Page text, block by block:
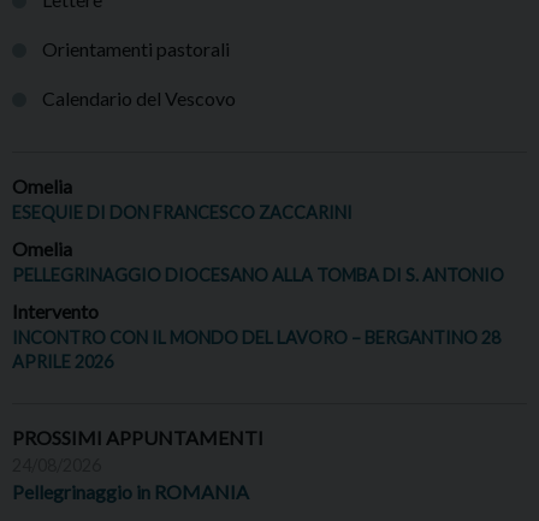
Orientamenti pastorali
Calendario del Vescovo
Omelia
ESEQUIE DI DON FRANCESCO ZACCARINI
Omelia
PELLEGRINAGGIO DIOCESANO ALLA TOMBA DI S. ANTONIO
Intervento
INCONTRO CON IL MONDO DEL LAVORO – BERGANTINO 28
APRILE 2026
PROSSIMI APPUNTAMENTI
Pellegrinaggio in ROMANIA